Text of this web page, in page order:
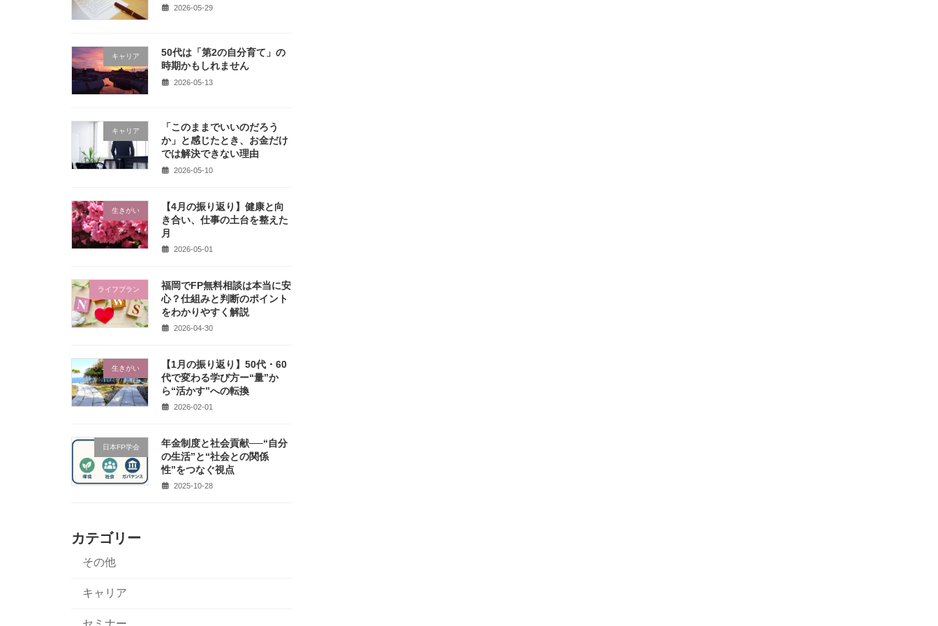
2026-05-29
キャリア
50代は「第2の自分育て」の
時期かもしれません
2026-05-13
キャリア
「このままでいいのだろう
か」と感じたとき、お金だけ
では解決できない理由
2026-05-10
生きがい
【4月の振り返り】健康と向
き合い、仕事の土台を整えた
月
2026-05-01
ライフプラン
福岡でFP無料相談は本当に安
心？仕組みと判断のポイント
をわかりやすく解説
2026-04-30
生きがい
【1月の振り返り】50代・60
代で変わる学び方ー“量”か
ら“活かす”への転換
2026-02-01
日本FP学会
年金制度と社会貢献──“自分
の生活”と“社会との関係
性”をつなぐ視点
2025-10-28
カテゴリー
その他
キャリア